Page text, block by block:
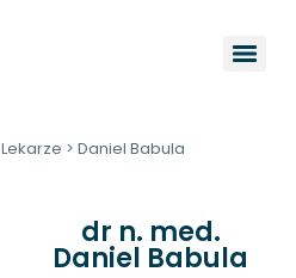
Lekarze > Daniel Babula
dr n. med.
Daniel Babula